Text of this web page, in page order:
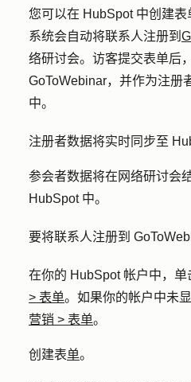
您可以在 HubSpot 中创建表
系统会自动将联系人注册到
络研讨会。访客提交表单后
GoToWebinar，并作为注册
中。
注册者数据将实时同步至
参会者数据将在网络研讨会
HubSpot 中。
要将联系人注册到
在你的 HubSpot 帐户中，单
> 表单。如果你的帐户中未
营销 > 表单。
创建表单。